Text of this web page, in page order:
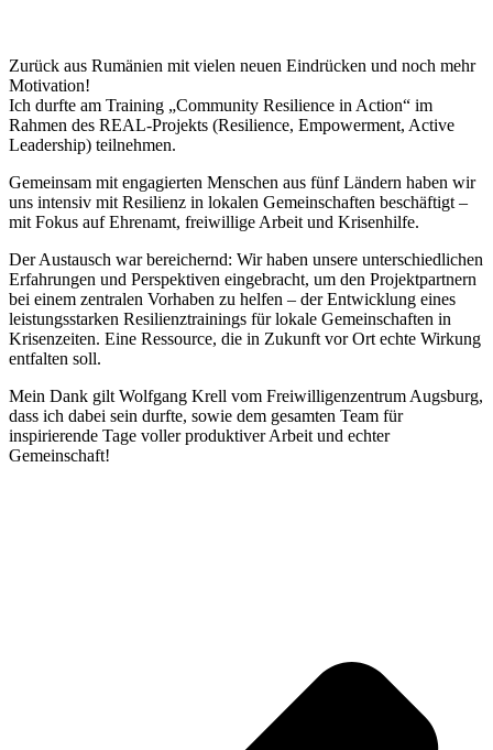
Zurück aus Rumänien mit vielen neuen Eindrücken und noch mehr
Motivation!
Ich durfte am Training „Community Resilience in Action“ im
Rahmen des REAL-Projekts (Resilience, Empowerment, Active
Leadership) teilnehmen.
Gemeinsam mit engagierten Menschen aus fünf Ländern haben wir
uns intensiv mit Resilienz in lokalen Gemeinschaften beschäftigt –
mit Fokus auf Ehrenamt, freiwillige Arbeit und Krisenhilfe.
Der Austausch war bereichernd: Wir haben unsere unterschiedlichen
Erfahrungen und Perspektiven eingebracht, um den Projektpartnern
bei einem zentralen Vorhaben zu helfen – der Entwicklung eines
leistungsstarken Resilienztrainings für lokale Gemeinschaften in
Krisenzeiten. Eine Ressource, die in Zukunft vor Ort echte Wirkung
entfalten soll.
Mein Dank gilt Wolfgang Krell vom Freiwilligenzentrum Augsburg,
dass ich dabei sein durfte, sowie dem gesamten Team für
inspirierende Tage voller produktiver Arbeit und echter
Gemeinschaft!